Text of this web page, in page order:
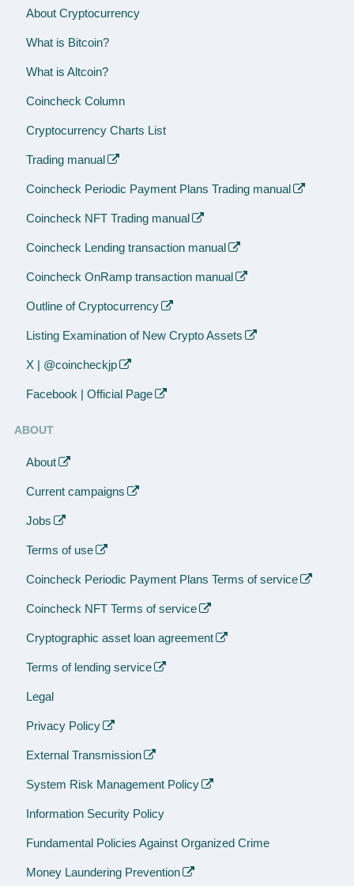
About Cryptocurrency
What is Bitcoin?
What is Altcoin?
Coincheck Column
Cryptocurrency Charts List
Trading manual
Coincheck Periodic Payment Plans Trading manual
Coincheck NFT Trading manual
Coincheck Lending transaction manual
Coincheck OnRamp transaction manual
Outline of Cryptocurrency
Listing Examination of New Crypto Assets
X | @coincheckjp
Facebook | Official Page
ABOUT
About
Current campaigns
Jobs
Terms of use
Coincheck Periodic Payment Plans Terms of service
Coincheck NFT Terms of service
Cryptographic asset loan agreement
Terms of lending service
Legal
Privacy Policy
External Transmission
System Risk Management Policy
Information Security Policy
Fundamental Policies Against Organized Crime
Money Laundering Prevention